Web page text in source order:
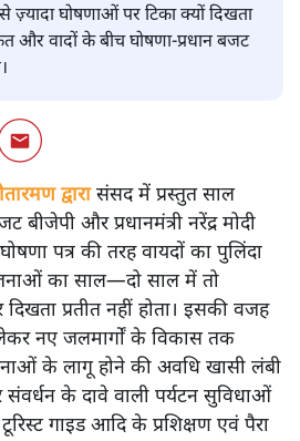
ज़्यादा घोषणाओं पर टिका क्यों दिखता
और वादों के बीच घोषणा-प्रधान बजट
द्वारासंसद में प्रस्तुत साल
और प्रधानमंत्री नरेंद्र मोदी
पत्र की तरह वायदों का पुलिंदा
का साल—दो साल में तो
प्रतीत नहीं होता। इसकी वजह
नए जलमार्गों के विकास तक
के लागू होने की अवधि खासी लंबी
संवर्धन के दावे वाली पर्यटन सुविधाओं
गाइड आदि के प्रशिक्षण एवं पैरा